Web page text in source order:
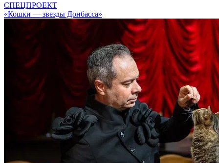
СПЕЦПРОЕКТ
«Кошки — звезды Донбасса»